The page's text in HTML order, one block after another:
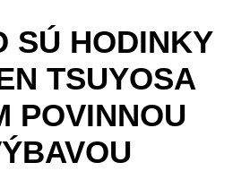
SÚ HODINKY
TSUYOSA
POVINNOU